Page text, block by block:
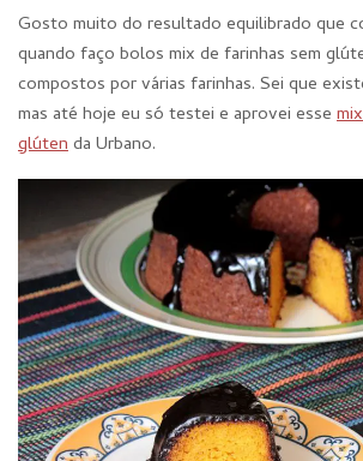
Gosto muito do resultado equilibrado que
quando faço bolos mix de farinhas sem
compostos por várias farinhas. Sei que
mas até hoje eu só testei e aprovei esse
glútenda Urbano.